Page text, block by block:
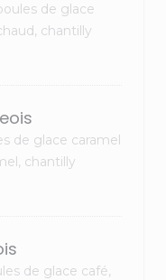
de glace
chantilly
de glace caramel
chantilly
de glace café,